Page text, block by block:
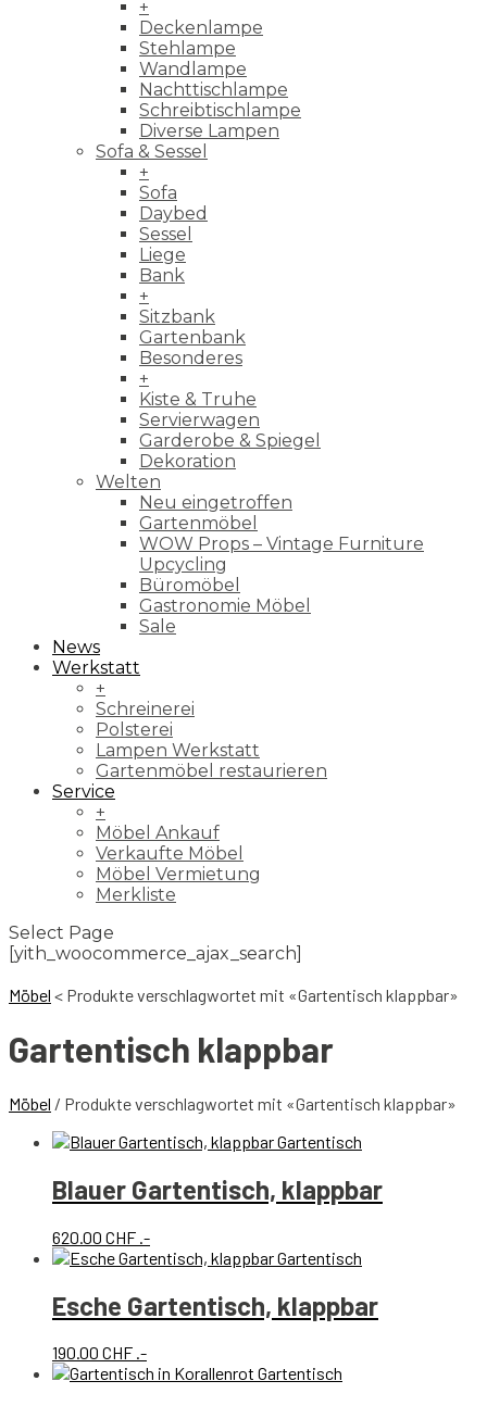
+
Deckenlampe
Stehlampe
Wandlampe
Nachttischlampe
Schreibtischlampe
Diverse Lampen
Sofa & Sessel
+
Sofa
Daybed
Sessel
Liege
Bank
+
Sitzbank
Gartenbank
Besonderes
+
Kiste & Truhe
Servierwagen
Garderobe & Spiegel
Dekoration
Welten
Neu eingetroffen
Gartenmöbel
WOW Props – Vintage Furniture
Upcycling
Büromöbel
Gastronomie Möbel
Sale
News
Werkstatt
+
Schreinerei
Polsterei
Lampen Werkstatt
Gartenmöbel restaurieren
Service
+
Möbel Ankauf
Verkaufte Möbel
Möbel Vermietung
Merkliste
Select Page
[yith_woocommerce_ajax_search]
Möbel < Produkte verschlagwortet mit «Gartentisch klappbar»
Gartentisch klappbar
Möbel / Produkte verschlagwortet mit «Gartentisch klappbar»
Blauer Gartentisch, klappbar
620.00 CHF .-
Esche Gartentisch, klappbar
190.00 CHF .-